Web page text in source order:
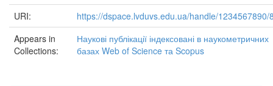
URI:
https://dspace.lvduvs.edu.ua/handle/1234567890/
Appears in
Collections:
Наукові публікації індексовані в наукометричних
базах Web of Science та Scopus